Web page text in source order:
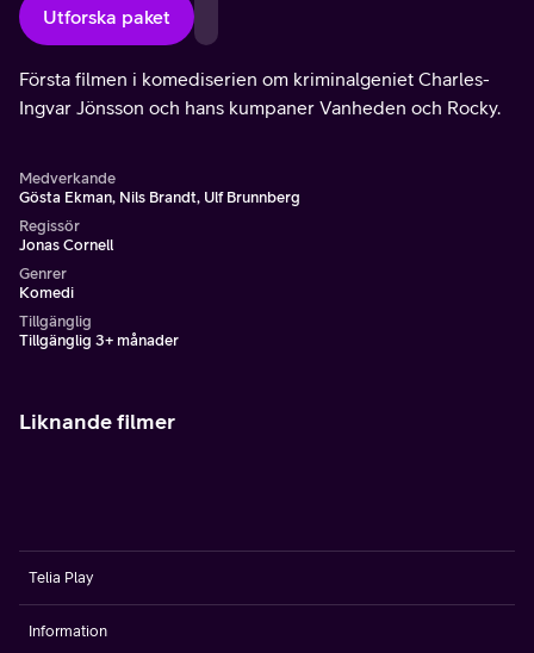
Utforska paket
Första filmen i komediserien om kriminalgeniet Charles-
Ingvar Jönsson och hans kumpaner Vanheden och Rocky.
Medverkande
Gösta Ekman, Nils Brandt, Ulf Brunnberg
Regissör
Jonas Cornell
Genrer
Komedi
Tillgänglig
Tillgänglig 3+ månader
Liknande filmer
Telia Play
Information